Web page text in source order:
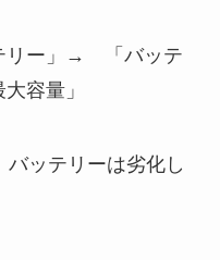
リー」→ 「バッテ
容量」
ッテリーは劣化し